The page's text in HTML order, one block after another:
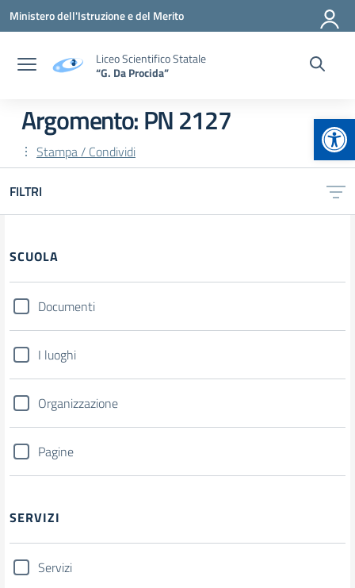
Vai ai contenuti
Vai al menu di navigazione
Vai al footer
Ministero dell'Istruzione e del Merito
Liceo Scientifico Statale
“G. Da Procida”
Argomento: PN 2127
Stampa / Condividi
FILTRI
Filtri
SCUOLA
Documenti
I luoghi
Organizzazione
Pagine
SERVIZI
Servizi